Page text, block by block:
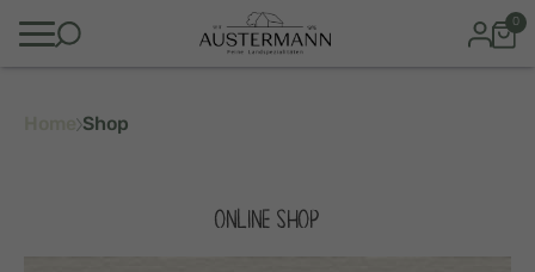
0
Shop
ONLINE SHOP